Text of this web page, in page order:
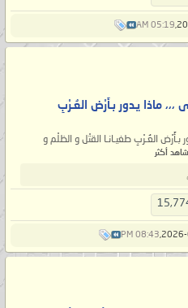
05:19 AM
،،، ماذا يـدور بـأَرْض العُـرْبِ
بـأَرْض العُـرْبِ طغيـانـا القتْل و الظلْم و
شاهد أكثر
08:43 PM